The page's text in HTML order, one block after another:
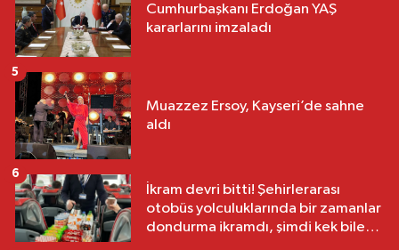
Cumhurbaşkanı Erdoğan YAŞ
kararlarını imzaladı
Muazzez Ersoy, Kayseri’de sahne
aldı
5
İkram devri bitti! Şehirlerarası
otobüs yolculuklarında bir zamanlar
dondurma ikramdı, şimdi kek bile
6